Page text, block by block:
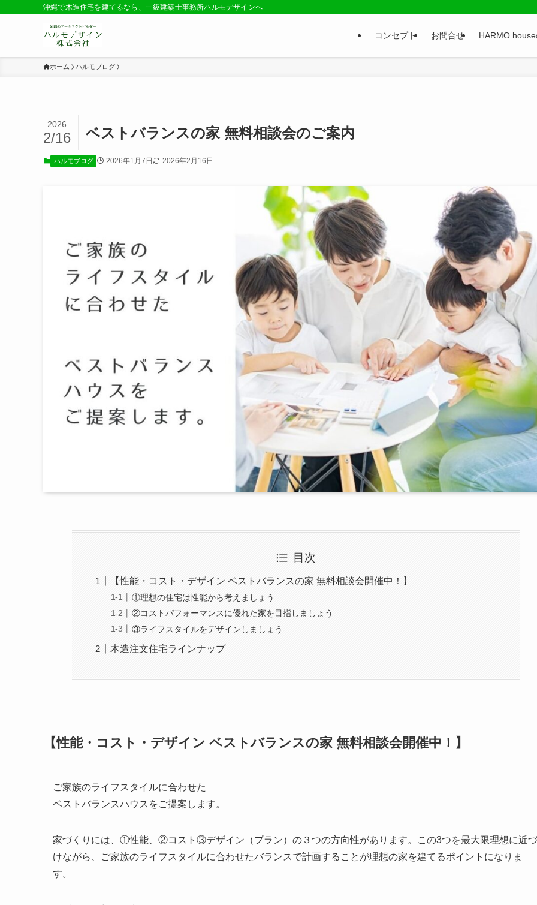
沖縄で木造住宅を建てるなら、一級建築士事務所ハルモデザインへ
コンセプト お問合せ HARMO
ホーム ハルモブログ
ベストバランスの家 無料相談会のご案内
2026
2/16
ハルモブログ 2026年1月7日 2026年2月16日
目次
【性能・コスト・デザイン ベストバランスの家 無料相談会開催中！】
①理想の住宅は性能から考えましょう
②コストパフォーマンスに優れた家を目指しましょう
③ライフスタイルをデザインしましょう
木造注文住宅ラインナップ
【性能・コスト・デザイン ベストバランスの家 無料相談会開催中！】
ご家族のライフスタイルに合わせた
ベストバランスハウスをご提案します。
家づくりには、①性能、②コスト③デザイン（プラン）の３つの方向性があります。この3つを最大限理想に近づ
けながら、ご家族のライフスタイルに合わせたバランスで計画することが理想の家を建てるポイントになりま
す。